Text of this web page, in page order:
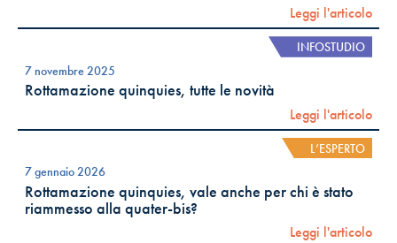
Leggi l'articolo
INFOSTUDIO
7 novembre 2025
Rottamazione quinquies, tutte le novità
Leggi l'articolo
L’ESPERTO
7 gennaio 2026
Rottamazione quinquies, vale anche per chi è stato
riammesso alla quater-bis?
Leggi l'articolo